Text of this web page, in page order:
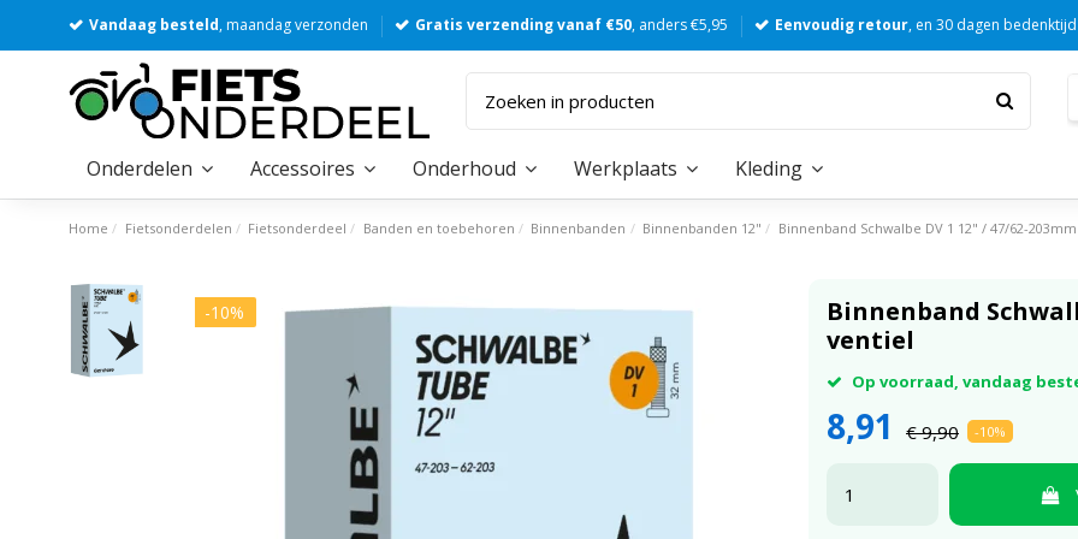
Vandaag besteld, maandag verzonden Gratis verzending vanaf €50, anders €5,95 Eenvoudig retour, en 30 dagen bedenktijd
Onderdelen Accessoires Onderhoud Werkplaats Kleding
Home Fietsonderdelen Fietsonderdeel Banden en toebehoren Binnenbanden Binnenbanden 12" Binnenband Schwalbe DV 1 12" / 47/62-
-10%
Binnenband
ventiel
Op voorraad, vandaag
8,91 € 9,90 -10%